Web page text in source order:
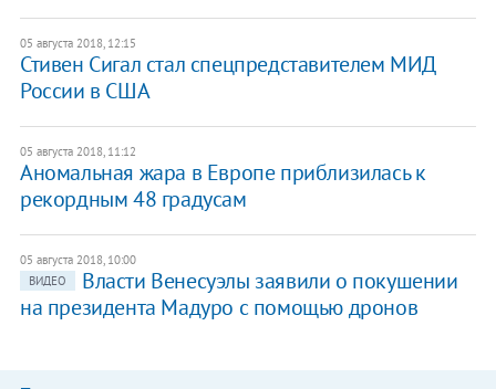
05 августа 2018, 12:15
Стивен Сигал стал спецпредставителем МИД
России в США
05 августа 2018, 11:12
Аномальная жара в Европе приблизилась к
рекордным 48 градусам
05 августа 2018, 10:00
ВИДЕО
Власти Венесуэлы заявили о покушении
на президента Мадуро с помощью дронов